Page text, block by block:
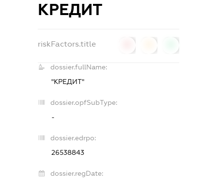
КРЕДИТ
riskFactors.title
dossier.fullName:
"КРЕДИТ"
dossier.opfSubType:
-
dossier.edrpo:
26538843
dossier.regDate: